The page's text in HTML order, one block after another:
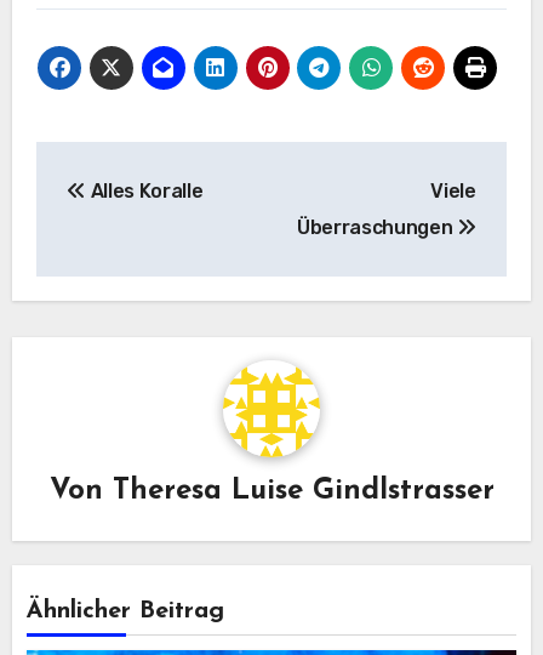
Alles Koralle
Viele
Überraschungen
Von Theresa Luise Gindlstrasser
Ähnlicher Beitrag